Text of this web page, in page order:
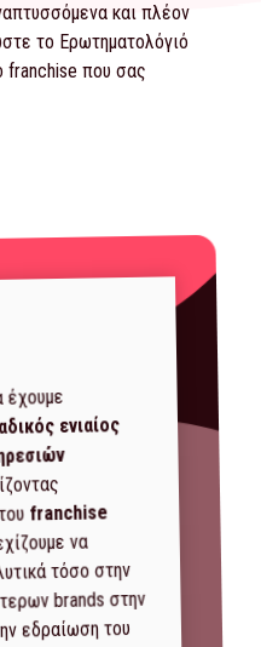
και πλέον
το Ερωτηματολόγιό
franchise που σας
έχουμε
ενιαίος
franchise
να
τόσο στην
brands στην
εδραίωση του